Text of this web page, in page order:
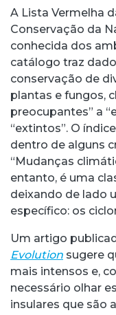
A Lista Vermelha
Conservação da
conhecida dos
catálogo traz
conservação de
plantas e fungos,
preocupantes” a
“extintos”. O
dentro de alguns
“Mudanças
entanto, é uma
deixando de lado
específico: os
Um artigo
Evolution sugere
mais intensos e,
necessário olhar
insulares que são